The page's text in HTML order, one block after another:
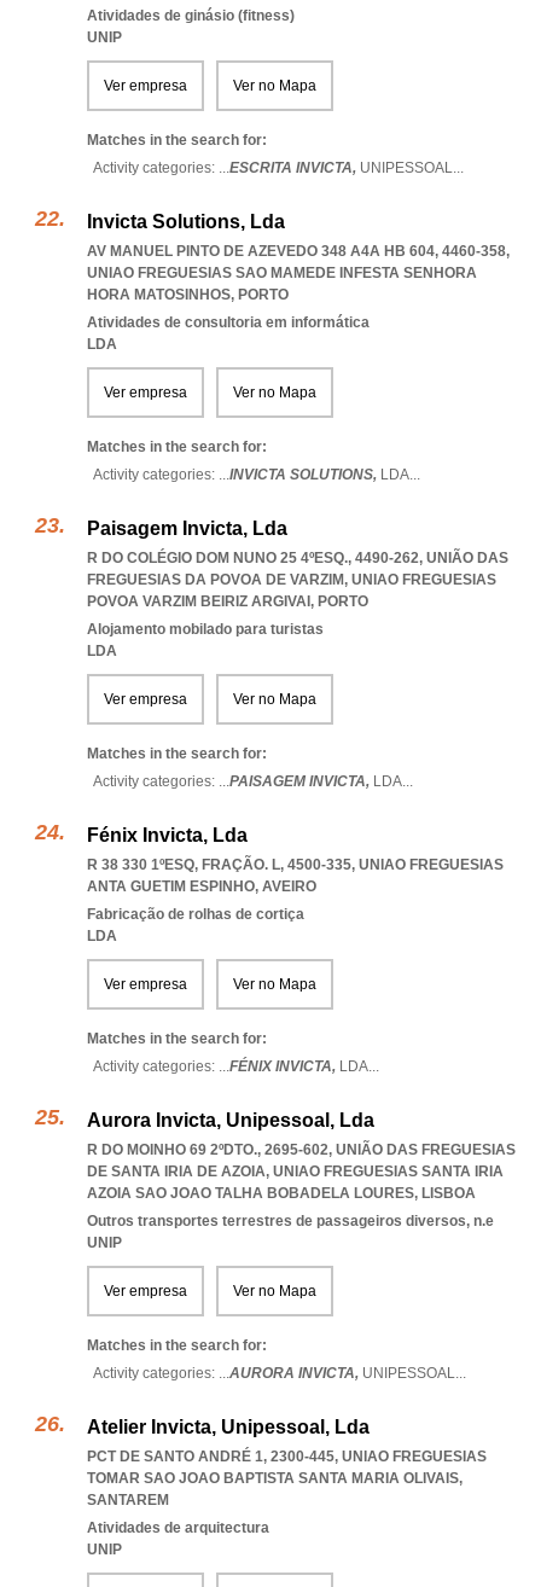
Atividades de ginásio (fitness)
UNIP
Ver empresa Ver no Mapa
Matches in the search for:
Activity categories: ...ESCRITA INVICTA, UNIPESSOAL...
Invicta Solutions, Lda
AV MANUEL PINTO DE AZEVEDO 348 A4A HB 604, 4460-358,
UNIAO FREGUESIAS SAO MAMEDE INFESTA SENHORA
HORA MATOSINHOS, PORTO
Atividades de consultoria em informática
LDA
Ver empresa Ver no Mapa
Matches in the search for:
Activity categories: ...INVICTA SOLUTIONS, LDA...
Paisagem Invicta, Lda
R DO COLÉGIO DOM NUNO 25 4ºESQ., 4490-262, UNIÃO DAS
FREGUESIAS DA POVOA DE VARZIM, UNIAO FREGUESIAS
POVOA VARZIM BEIRIZ ARGIVAI , PORTO
Alojamento mobilado para turistas
LDA
Ver empresa Ver no Mapa
Matches in the search for:
Activity categories: ...PAISAGEM INVICTA, LDA...
Fénix Invicta, Lda
R 38 330 1ºESQ, FRAÇÃO. L, 4500-335, UNIAO FREGUESIAS
ANTA GUETIM ESPINHO, AVEIRO
Fabricação de rolhas de cortiça
LDA
Ver empresa Ver no Mapa
Matches in the search for:
Activity categories: ...FÉNIX INVICTA, LDA...
Aurora Invicta, Unipessoal, Lda
R DO MOINHO 69 2ºDTO., 2695-602, UNIÃO DAS FREGUESIAS
DE SANTA IRIA DE AZOIA, UNIAO FREGUESIAS SANTA IRIA
AZOIA SAO JOAO TALHA BOBADELA LOURES, LISBOA
Outros transportes terrestres de passageiros diversos, n.e
UNIP
Ver empresa Ver no Mapa
Matches in the search for:
Activity categories: ...AURORA INVICTA, UNIPESSOAL...
Atelier Invicta, Unipessoal, Lda
PCT DE SANTO ANDRÉ 1, 2300-445, UNIAO FREGUESIAS
TOMAR SAO JOAO BAPTISTA SANTA MARIA OLIVAIS,
SANTAREM
Atividades de arquitectura
UNIP